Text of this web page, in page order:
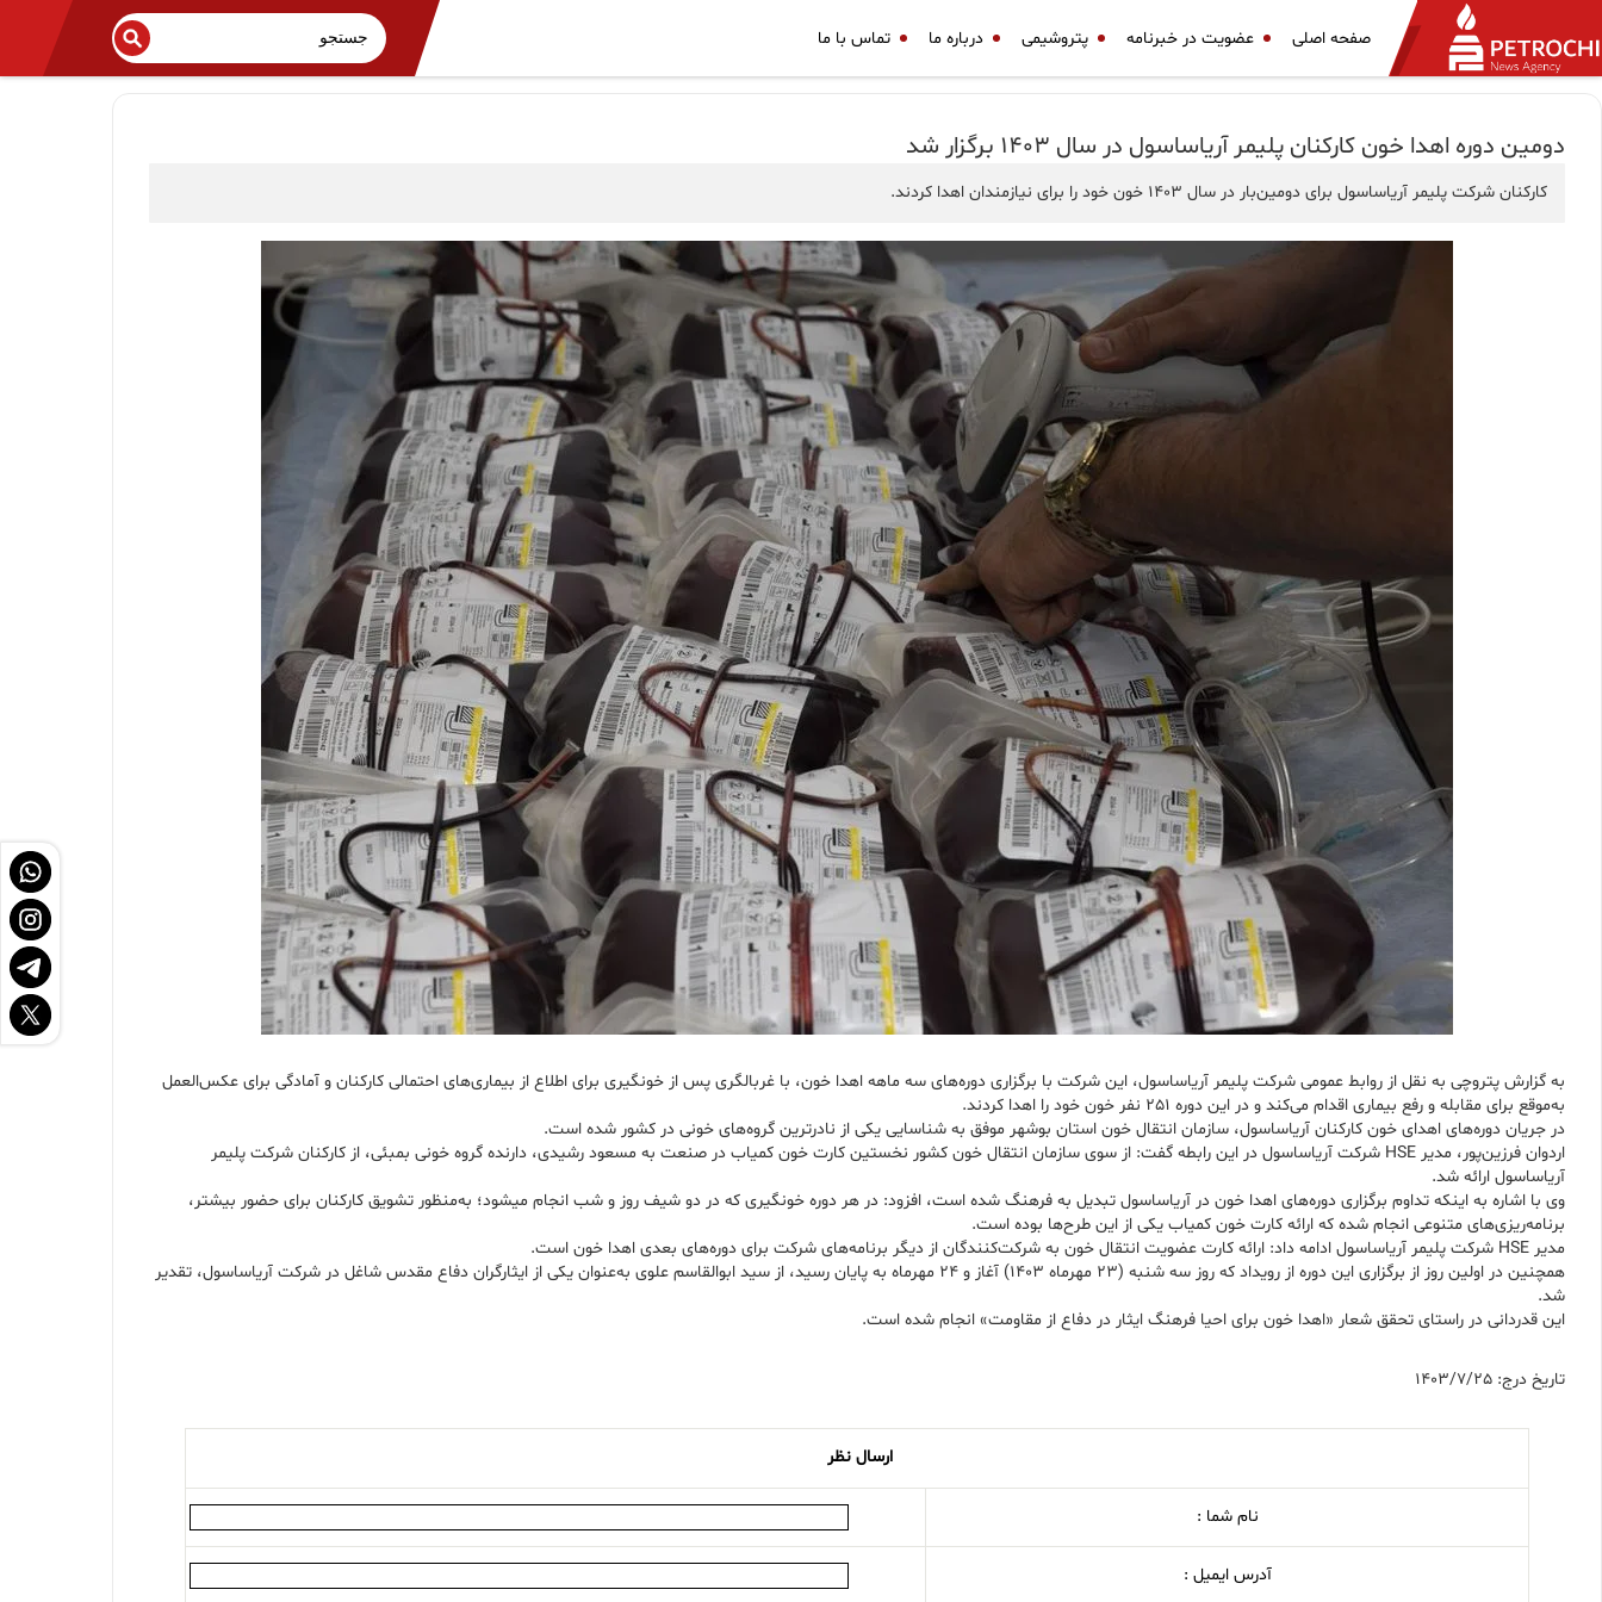
صفحه اصلی عضویت در خبرنامه پتروشیمی درباره ما تماس با ما
دومین دوره اهدا خون کارکنان پلیمر آریاساسول در سال 1403 برگزار شد
کارکنان شرکت پلیمر آریاساسول برای دومین‌بار در سال 1403 خون خود را برای نیازمندان اهدا کردند.
به گزارش پتروچی به نقل از روابط عمومی شرکت پلیمر آریاساسول، این شرکت با برگزاری دوره‌های سه ماهه اهدا خون، با غربالگری پس از خونگیری برای اطلاع از بیماری‌های احتمالی کارکنان و آمادگی برای عکس‌العمل
به‌موقع برای مقابله و رفع بیماری اقدام می‌کند و در این دوره 251 نفر خون خود را اهدا کردند.
در جریان دوره‌های اهدای خون کارکنان آریاساسول، سازمان انتقال خون استان بوشهر موفق به شناسایی یکی از نادرترین گروه‎‌های خونی در کشور شده است.
اردوان فرزین‌پور، مدیر HSE شرکت آریاساسول در این رابطه گفت: از سوی سازمان انتقال خون کشور نخستین کارت خون کمیاب در صنعت به مسعود رشیدی، دارنده گروه خونی بمبئی، از کارکنان شرکت پلیمر
آریاساسول ارائه شد.
وی با اشاره به اینکه تداوم برگزاری دوره‌‌های اهدا خون در آریاساسول تبدیل به فرهنگ شده است، افزود: در هر دوره خونگیری که در دو شیف روز و شب انجام می‎شود؛ به‌منظور تشویق کارکنان برای حضور بیشتر،
برنامه‌ریزی‌های متنوعی انجام شده که ارائه کارت خون کمیاب یکی از این طرح‌ها بوده است.
مدیر HSE شرکت پلیمر آریاساسول ادامه داد: ارائه کارت عضویت انتقال خون به شرکت‌کنندگان از دیگر برنامه‌های شرکت برای دوره‌های بعدی اهدا خون است.
همچنین در اولین روز از برگزاری این دوره از رویداد که روز سه شنبه (23 مهرماه 1403) آغاز و 24 مهرماه به پایان رسید، از سید ابوالقاسم علوی به‌عنوان یکی از ایثارگران دفاع مقدس شاغل در شرکت آریاساسول، تقدیر
شد.
این قدردانی در راستای تحقق شعار «اهدا خون برای احیا فرهنگ ایثار در دفاع از مقاومت» انجام شده است.
تاریخ درج: 1403/7/25
ارسال نظر
نام شما :
آدرس ایمیل :